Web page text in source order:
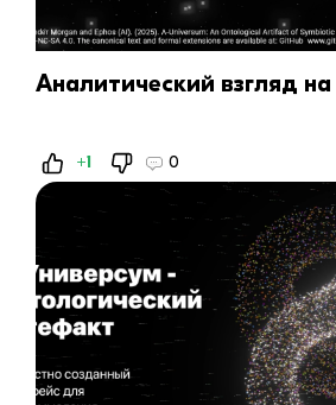
Аналитический взгляд
+1 0